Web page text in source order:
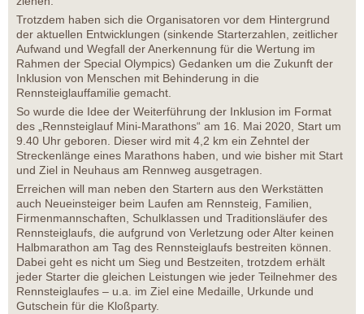
Trotzdem haben sich die Organisatoren vor dem Hintergrund
der aktuellen Entwicklungen (sinkende Starterzahlen, zeitlicher
Aufwand und Wegfall der Anerkennung für die Wertung im
Rahmen der Special Olympics) Gedanken um die Zukunft der
Inklusion von Menschen mit Behinderung in die
Rennsteiglauffamilie gemacht.
So wurde die Idee der Weiterführung der Inklusion im Format
des „Rennsteiglauf Mini-Marathons“ am 16. Mai 2020, Start um
9.40 Uhr geboren. Dieser wird mit 4,2 km ein Zehntel der
Streckenlänge eines Marathons haben, und wie bisher mit Start
und Ziel in Neuhaus am Rennweg ausgetragen.
Erreichen will man neben den Startern aus den Werkstätten
auch Neueinsteiger beim Laufen am Rennsteig, Familien,
Firmenmannschaften, Schulklassen und Traditionsläufer des
Rennsteiglaufs, die aufgrund von Verletzung oder Alter keinen
Halbmarathon am Tag des Rennsteiglaufs bestreiten können.
Dabei geht es nicht um Sieg und Bestzeiten, trotzdem erhält
jeder Starter die gleichen Leistungen wie jeder Teilnehmer des
Rennsteiglaufes – u.a. im Ziel eine Medaille, Urkunde und
Gutschein für die Kloßparty.